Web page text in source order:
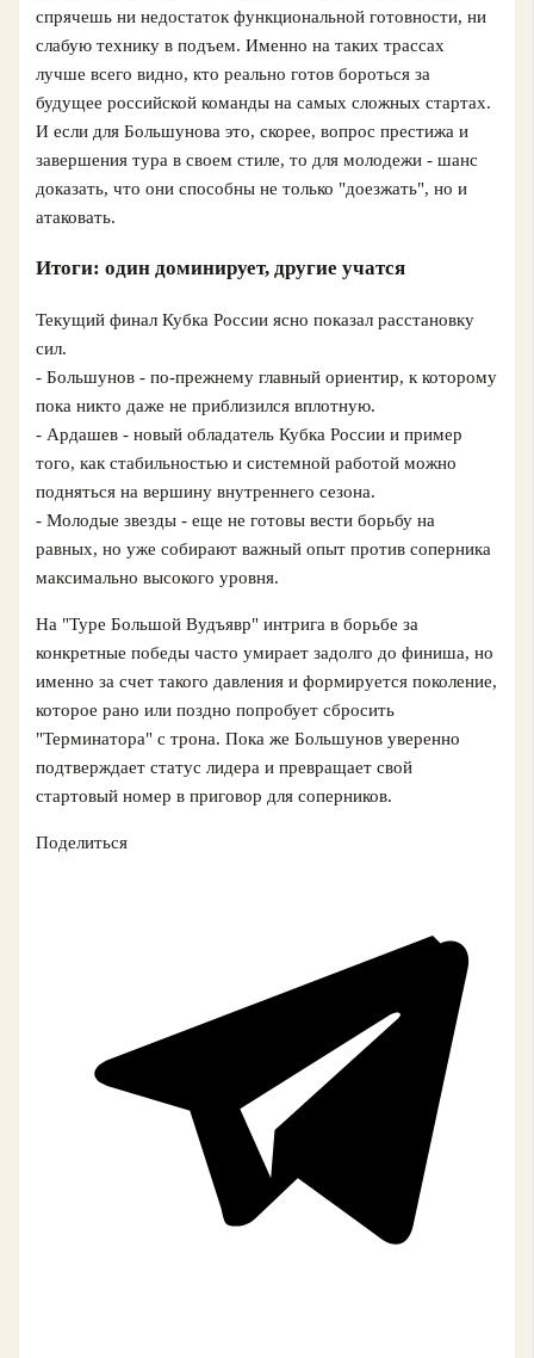
спрячешь ни недостаток функциональной готовности, ни
слабую технику в подъем. Именно на таких трассах
лучше всего видно, кто реально готов бороться за
будущее российской команды на самых сложных стартах.
И если для Большунова это, скорее, вопрос престижа и
завершения тура в своем стиле, то для молодежи - шанс
доказать, что они способны не только "доезжать", но и
атаковать.
Итоги: один доминирует, другие учатся
Текущий финал Кубка России ясно показал расстановку
сил.
- Большунов - по‑прежнему главный ориентир, к которому
пока никто даже не приблизился вплотную.
- Ардашев - новый обладатель Кубка России и пример
того, как стабильностью и системной работой можно
подняться на вершину внутреннего сезона.
- Молодые звезды - еще не готовы вести борьбу на
равных, но уже собирают важный опыт против соперника
максимально высокого уровня.
На "Туре Большой Вудъявр" интрига в борьбе за
конкретные победы часто умирает задолго до финиша, но
именно за счет такого давления и формируется поколение,
которое рано или поздно попробует сбросить
"Терминатора" с трона. Пока же Большунов уверенно
подтверждает статус лидера и превращает свой
стартовый номер в приговор для соперников.
Поделиться